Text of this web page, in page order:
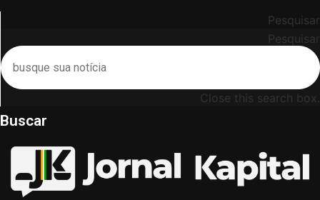
Pesquisar
Pesquisar
Close this search box.
Buscar